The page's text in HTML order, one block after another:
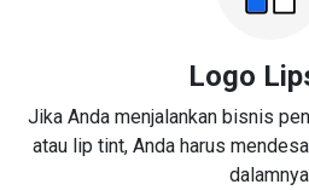
Logo
Jika Anda menjalankan bisnis
atau lip tint, Anda harus